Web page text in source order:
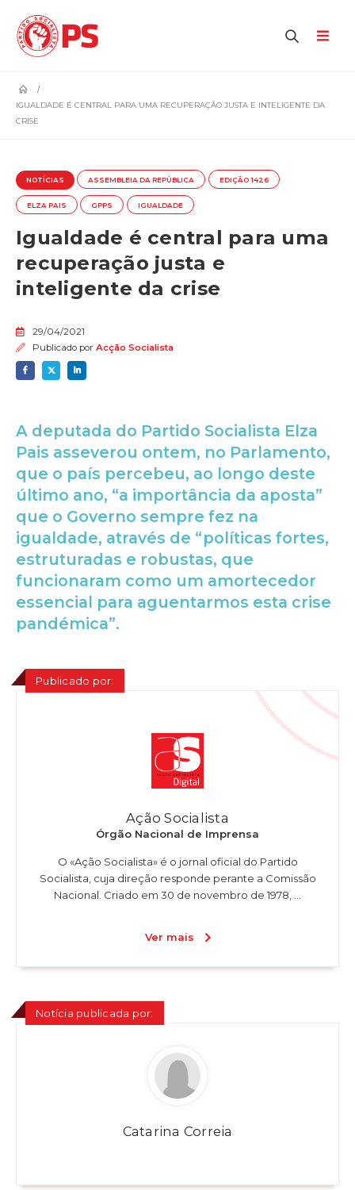
IGUALDADE É CENTRAL PARA UMA RECUPERAÇÃO JUSTA E INTELIGENTE DA
CRISE
NOTÍCIAS ASSEMBLEIA DA REPÚBLICA EDIÇÃO 1426
ELZA PAIS GPPS IGUALDADE
Igualdade é central para uma
recuperação justa e
inteligente da crise
29/04/2021
Publicado por Acção Socialista
A deputada do Partido Socialista Elza
Pais asseverou ontem, no Parlamento,
que o país percebeu, ao longo deste
último ano, “a importância da aposta”
que o Governo sempre fez na
igualdade, através de “políticas fortes,
estruturadas e robustas, que
funcionaram como um amortecedor
essencial para aguentarmos esta crise
pandémica”.
Publicado por:
Ação Socialista
Órgão Nacional de Imprensa
O «Ação Socialista» é o jornal oficial do Partido
Socialista, cuja direção responde perante a Comissão
Nacional. Criado em 30 de novembro de 1978, ...
Ver mais
Notícia publicada por:
Catarina Correia